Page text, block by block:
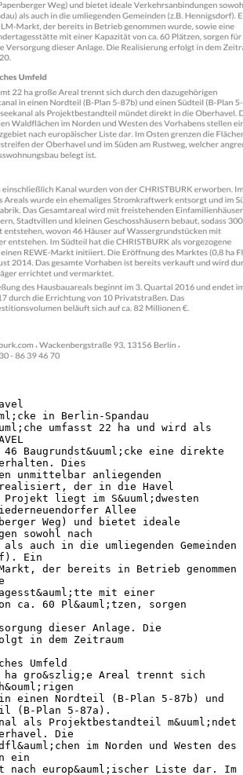
in Berlin-Spandau
umfasst 22 ha und wird als
46 Baugrundst&uuml;cke eine direkte
erhalten. Dies
unmittelbar anliegenden
realisiert, der in die Havel
Projekt liegt im S&uuml;dwesten
Allee
Weg) und bietet ideale
sowohl nach
auch in die umliegenden Gemeinden
Ein
der bereits in Betrieb genommen
mit einer
ca. 60 Pl&auml;tzen, sorgen
dieser Anlage. Die
in dem Zeitraum
Umfeld
ha gro&szlig;e Areal trennt sich
einen Nordteil (B-Plan 5-87b) und
(B-Plan 5-87a).
als Projektbestandteil m&uuml;ndet
Die
im Norden und Westen des
ein
nach europ&auml;ischer Liste dar. Im